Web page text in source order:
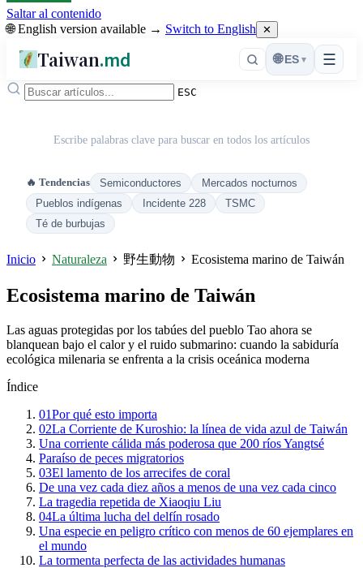
Saltar al contenido
🌐 English version available → Switch to English ✕
Taiwan.md ☰
🌐 ES ▾
ESC
Escribe palabras clave para buscar en todos los artículos
🔥 Tendencias Semiconductores
Mercados nocturnos
Pueblos indígenas
Incidente 228
TSMC
Té de burbujas
Inicio Naturaleza 野生動物 Ecosistema marino de Taiwán
Ecosistema marino de Taiwán
Las aguas protegidas por los tabúes del pueblo Tao ahora se
blanquean bajo el calor y el ruido submarino: cuando la sabiduría
ecológica milenaria se enfrenta a la crisis oceánica moderna
Índice
01Por qué esto importa
02La Corriente de Kuroshio: la línea de vida azul de Taiwán
Una corriente cálida más poderosa que 200 ríos Yangtsé
Paraíso de peces migratorios
03El lamento de los arrecifes de coral
De una vez cada diez años a menos de una vez cada cinco
La tragedia repetida de Xiaoqiu Liu
04La última lucha del delfín rosado
Una especie en peligro crítico con menos de 60 ejemplares en
el mundo
La tormenta perfecta de las actividades humanas